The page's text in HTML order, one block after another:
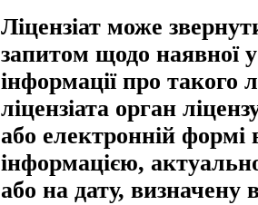
Ліцензіат може
запитом щодо наявної у
інформації про такого
ліцензіата орган
або електронній формі
інформацією,
або на дату, визначену